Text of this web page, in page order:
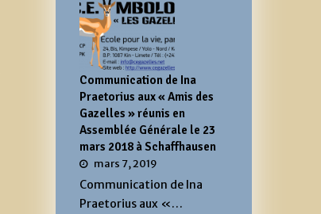
Communication de Ina
Praetorius aux « Amis des
Gazelles » réunis en
Assemblée Générale le 23
mars 2018 à Schaffhausen
mars 7, 2019
Communication de Ina
Praetorius aux «…